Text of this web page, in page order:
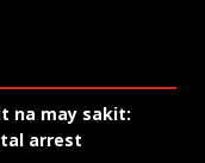
na may sakit:
arrest